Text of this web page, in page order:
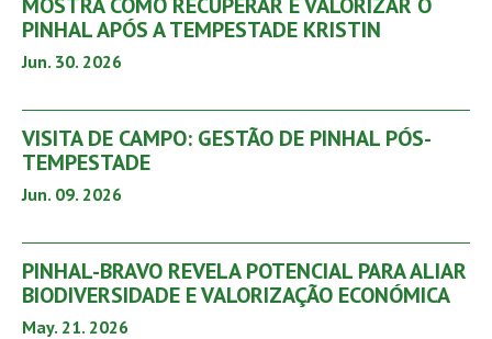
PINHAL APÓS A TEMPESTADE KRISTIN
Jun. 30. 2026
VISITA DE CAMPO: GESTÃO DE PINHAL PÓS-
TEMPESTADE
Jun. 09. 2026
PINHAL-BRAVO REVELA POTENCIAL PARA ALIAR
BIODIVERSIDADE E VALORIZAÇÃO ECONÓMICA
May. 21. 2026